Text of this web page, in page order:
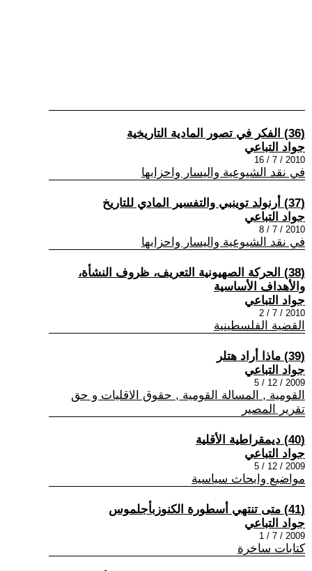
(36) الفكر في تصور المادية التاريخية
جواد التباعي
2010 / 7 / 16
في نقد الشيوعية واليسار واحزابها
(37) أرنولد توينبي والتفسير المادي للتاريخ
جواد التباعي
2010 / 7 / 8
في نقد الشيوعية واليسار واحزابها
(38) الحركة الصهيونية التعريف، ظروف النشأة،
والأهداف الأساسية
جواد التباعي
2010 / 7 / 2
القضية الفلسطينية
(39) ماذا أراد هتلر
جواد التباعي
2009 / 12 / 5
القومية , المسالة القومية , حقوق الاقليات و حق
تقرير المصير
(40) ديمقراطية الأقلية
جواد التباعي
2009 / 12 / 5
مواضيع وابحاث سياسية
(41) متى تنتهي أسطورة الكنوزبأجلموس
جواد التباعي
2009 / 7 / 1
كتابات ساخرة